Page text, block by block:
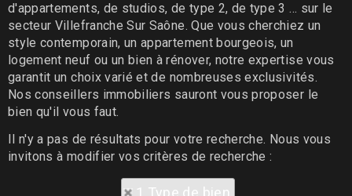
d'appartements, de studios, de type 2, de type 3 ... sur le
secteur Villefranche Sur Saône. Que vous cherchiez un
style contemporain, un appartement bourgeois, un
logement neuf ou un bien à rénover, notre expertise vous
garantit un choix varié et de nombreuses exclusivités.
Nos conseillers immobiliers sauront vous proposer le
bien qu'il vous faut.
Il n'y a pas de résultats pour votre recherche. Nous vous
invitons à modifier vos critères de recherche :
1 Type de bien